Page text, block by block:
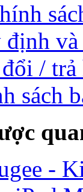
định
/
sách
-